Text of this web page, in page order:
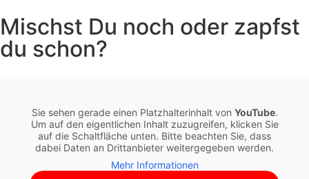
Mischst Du noch oder zapfst
du schon?
Sie sehen gerade einen Platzhalterinhalt von YouTube.
Um auf den eigentlichen Inhalt zuzugreifen, klicken Sie
auf die Schaltfläche unten. Bitte beachten Sie, dass
dabei Daten an Drittanbieter weitergegeben werden.
Mehr Informationen